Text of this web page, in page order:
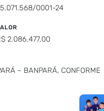
0001-24
2.086.477,00
– BANPARÁ, CONFORME